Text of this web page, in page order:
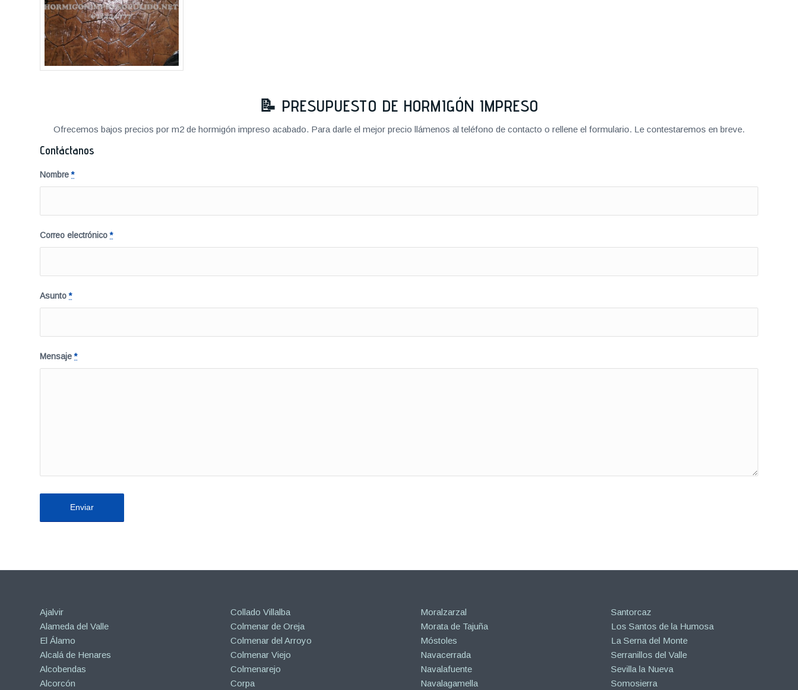
📝 PRESUPUESTO DE HORMIGÓN IMPRESO
Ofrecemos bajos precios por m2 de hormigón impreso acabado. Para darle el mejor precio llámenos al teléfono de contacto o rellene el formulario. Le contestaremos en breve.
Contáctanos
Nombre*
Correo electrónico*
Asunto*
Mensaje*
Ajalvir
Alameda del Valle
El Álamo
Alcalá de Henares
Alcobendas
Alcorcón
Collado Villalba
Colmenar de Oreja
Colmenar del Arroyo
Colmenar Viejo
Colmenarejo
Corpa
Moralzarzal
Morata de Tajuña
Móstoles
Navacerrada
Navalafuente
Navalagamella
Santorcaz
Los Santos de la Humosa
La Serna del Monte
Serranillos del Valle
Sevilla la Nueva
Somosierra